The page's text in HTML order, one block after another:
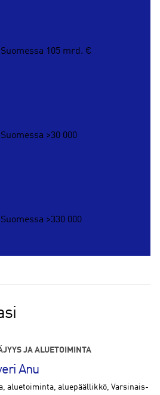
105 mrd. €
>30 000
>330 000
JA ALUETOIMINTA
Anu
aluetoiminta, aluepäällikkö, Varsinais-